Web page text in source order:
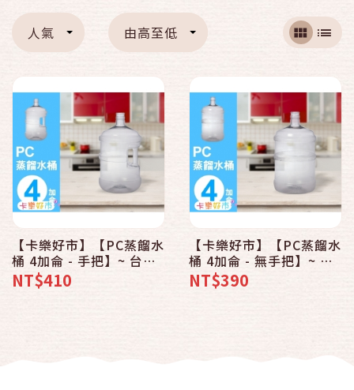
人氣 由高至低
【卡樂好市】【PC蒸餾水
桶 4加侖 - 手把】~ 台灣
製造 ~ 居家廚房 / 辦公 /
露營 / 泡茶 / 飲用水 / 桶
NT$410
【卡樂好市】【PC蒸餾水
桶 4加侖 - 無手把】~ 台
灣製造 ~ 居家廚房 / 辦公
/ 露營 / 泡茶 / 飲用水 /
NT$390